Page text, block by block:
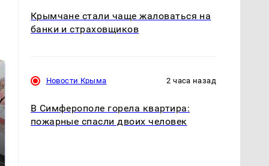
Крымчане стали чаще жаловаться на
банки и страховщиков
Новости Крыма 2 часа назад
В Симферополе горела квартира:
пожарные спасли двоих человек